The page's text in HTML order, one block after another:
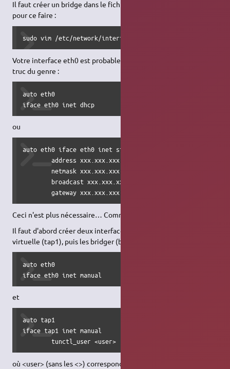
Il faut créer un bridge dans le fichier /etc/network/interfaces ;
pour ce faire :
sudo vim /etc/network/interfaces
Votre interface eth0 est probablement déjà configurée avec un
truc du genre :
auto eth0
iface eth0 inet dhcp
ou
auto eth0 iface eth0 inet static
        address xxx.xxx.xxx.xxx
        netmask xxx.xxx.xxx.xxx
        broadcast xxx.xxx.xxx.xxx
        gateway xxx.xxx.xxx.xxx
Ceci n'est plus nécessaire… Commentez ces lignes (#)
Il faut d'abord créer deux interfaces, une réelle (eth0) et une
virtuelle (tap1), puis les bridger (bridge0), pour cela, ajoutez :
auto eth0
iface eth0 inet manual
et
auto tap1
iface tap1 inet manual
        tunctl_user <user>
où <user> (sans les <>) correspond exactement à l'utilisateur